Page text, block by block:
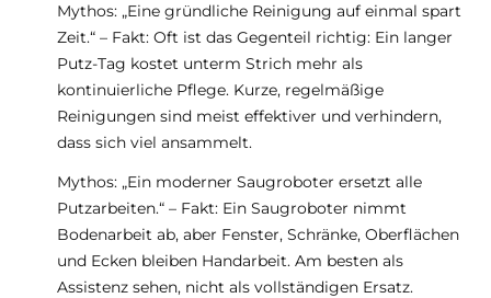
Mythos: „Eine gründliche Reinigung auf einmal spart
Zeit.“ – Fakt: Oft ist das Gegenteil richtig: Ein langer
Putz-Tag kostet unterm Strich mehr als
kontinuierliche Pflege. Kurze, regelmäßige
Reinigungen sind meist effektiver und verhindern,
dass sich viel ansammelt.
Mythos: „Ein moderner Saugroboter ersetzt alle
Putzarbeiten.“ – Fakt: Ein Saugroboter nimmt
Bodenarbeit ab, aber Fenster, Schränke, Oberflächen
und Ecken bleiben Handarbeit. Am besten als
Assistenz sehen, nicht als vollständigen Ersatz.